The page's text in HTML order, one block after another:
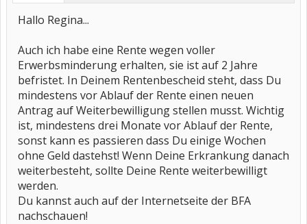
Hallo Regina...
Auch ich habe eine Rente wegen voller
Erwerbsminderung erhalten, sie ist auf 2 Jahre
befristet. In Deinem Rentenbescheid steht, dass Du
mindestens vor Ablauf der Rente einen neuen
Antrag auf Weiterbewilligung stellen musst. Wichtig
ist, mindestens drei Monate vor Ablauf der Rente,
sonst kann es passieren dass Du einige Wochen
ohne Geld dastehst! Wenn Deine Erkrankung danach
weiterbesteht, sollte Deine Rente weiterbewilligt
werden.
Du kannst auch auf der Internetseite der BFA
nachschauen!